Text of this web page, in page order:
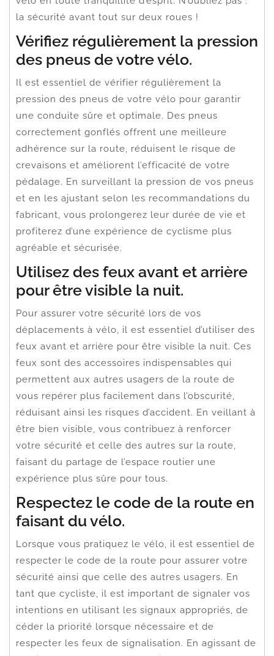
la sécurité avant tout sur deux roues !
Vérifiez régulièrement la pression
des pneus de votre vélo.
Il est essentiel de vérifier régulièrement la
pression des pneus de votre vélo pour garantir
une conduite sûre et optimale. Des pneus
correctement gonflés offrent une meilleure
adhérence sur la route, réduisent le risque de
crevaisons et améliorent l’efficacité de votre
pédalage. En surveillant la pression de vos pneus
et en les ajustant selon les recommandations du
fabricant, vous prolongerez leur durée de vie et
profiterez d’une expérience de cyclisme plus
agréable et sécurisée.
Utilisez des feux avant et arrière
pour être visible la nuit.
Pour assurer votre sécurité lors de vos
déplacements à vélo, il est essentiel d’utiliser des
feux avant et arrière pour être visible la nuit. Ces
feux sont des accessoires indispensables qui
permettent aux autres usagers de la route de
vous repérer plus facilement dans l’obscurité,
réduisant ainsi les risques d’accident. En veillant à
être bien visible, vous contribuez à renforcer
votre sécurité et celle des autres sur la route,
faisant du partage de l’espace routier une
expérience plus sûre pour tous.
Respectez le code de la route en
faisant du vélo.
Lorsque vous pratiquez le vélo, il est essentiel de
respecter le code de la route pour assurer votre
sécurité ainsi que celle des autres usagers. En
tant que cycliste, il est important de signaler vos
intentions en utilisant les signaux appropriés, de
céder la priorité lorsque nécessaire et de
respecter les feux de signalisation. En agissant de